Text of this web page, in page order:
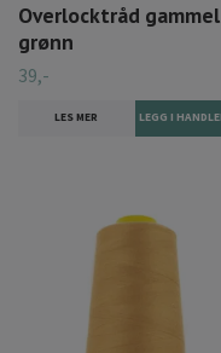
Overlocktråd gammel
grønn
39,-
LES MER